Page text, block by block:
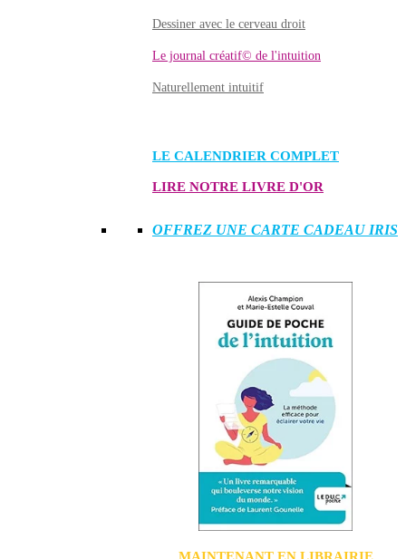
Dessiner avec le cerveau droit
Le journal créatif© de l'intuition
Naturellement intuitif
LE CALENDRIER COMPLET
LIRE NOTRE LIVRE D'OR
OFFREZ UNE CARTE CADEAU IRIS